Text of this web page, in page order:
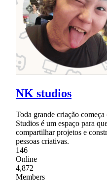
NK studios
Toda grande criação
Studios é um espaço para
compartilhar projetos e
pessoas criativas.
146
Online
4,872
Members